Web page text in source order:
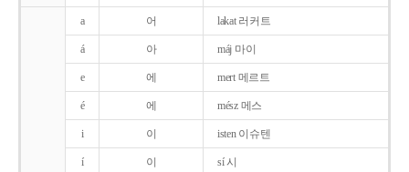
a 어 lakat 러커트
á 아 máj 마이
e 에 mert 메르트
é 에 mész 메스
i 이 isten 이슈텐
í 이 sí 시